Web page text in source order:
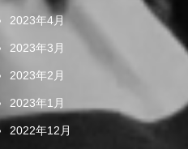
2023年4月
2023年3月
2023年2月
2023年1月
2022年12月